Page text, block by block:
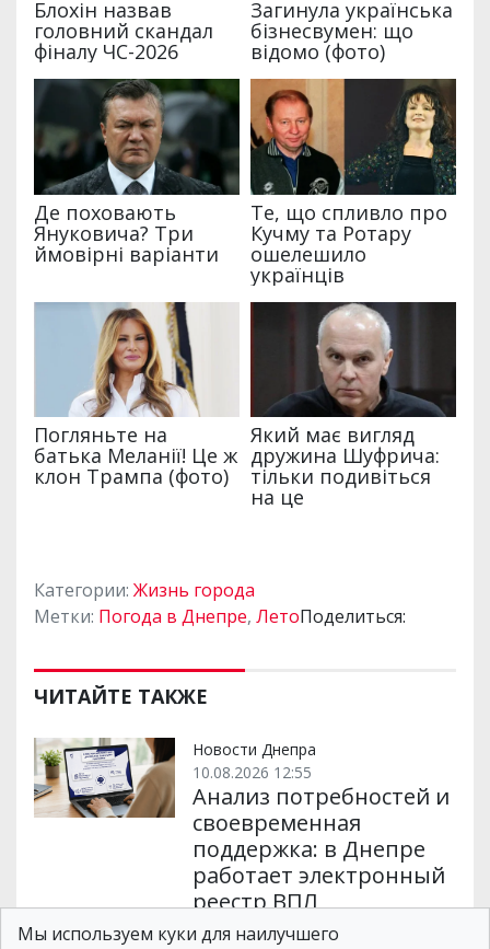
Категории: Жизнь города
Метки: Погода в Днепре, ЛетоПоделиться:
ЧИТАЙТЕ ТАКЖЕ
Новости Днепра
10.08.2026 12:55
Анализ потребностей и
своевременная
поддержка: в Днепре
работает электронный
реестр ВПЛ
Мы используем куки для наилучшего